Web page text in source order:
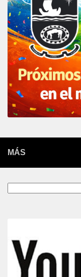
MÁS